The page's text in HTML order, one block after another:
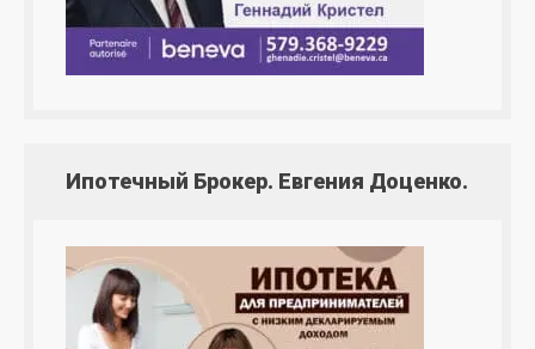
Ипотечный Брокер. Евгения Доценко.